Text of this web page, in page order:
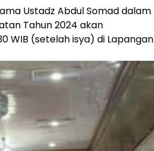
Ustadz Abdul Somad dalam
Tahun 2024 akan
WIB (setelah isya) di Lapangan